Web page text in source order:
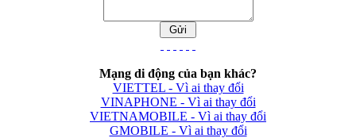
Mạng di động của bạn khác?
VIETTEL - Vì ai thay đổi
VINAPHONE - Vì ai thay đổi
VIETNAMOBILE - Vì ai thay đổi
GMOBILE - Vì ai thay đổi